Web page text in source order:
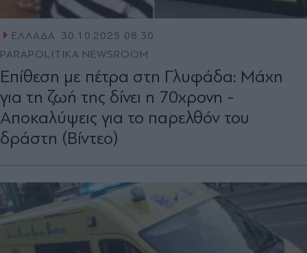
ΕΛΛΑΔΑ 30.10.2025 08:30
PARAPOLITIKA NEWSROOM
Επίθεση με πέτρα στη Γλυφάδα: Μάχη
για τη ζωή της δίνει η 70χρονη -
Αποκαλύψεις για το παρελθόν του
δράστη (Βίντεο)